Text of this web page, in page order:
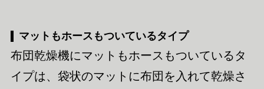
マットもホースもついているタイプ
布団乾燥機にマットもホースもついているタ
イプは、袋状のマットに布団を入れて乾燥さ